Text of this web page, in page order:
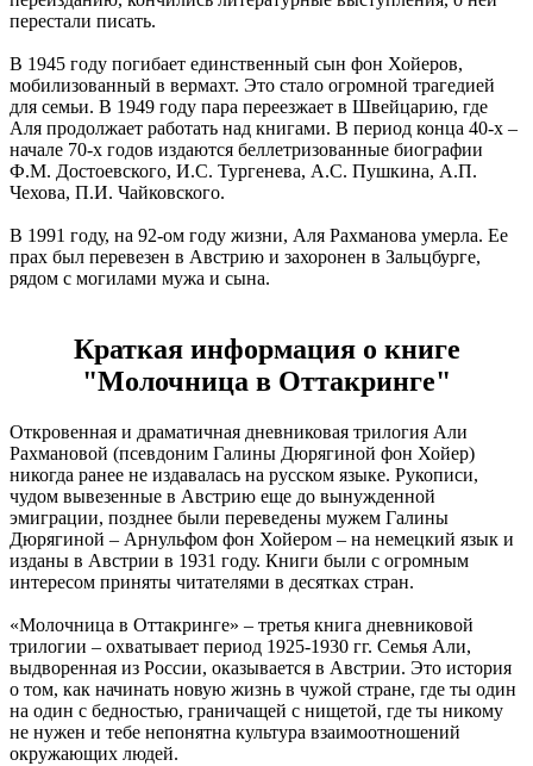
перестали писать.
В 1945 году погибает единственный сын фон Хойеров,
мобилизованный в вермахт. Это стало огромной трагедией
для семьи. В 1949 году пара переезжает в Швейцарию, где
Аля продолжает работать над книгами. В период конца 40-х –
начале 70-х годов издаются беллетризованные биографии
Ф.М. Достоевского, И.С. Тургенева, А.С. Пушкина, А.П.
Чехова, П.И. Чайковского.
В 1991 году, на 92-ом году жизни, Аля Рахманова умерла. Ее
прах был перевезен в Австрию и захоронен в Зальцбурге,
рядом с могилами мужа и сына.
Краткая информация о книге
"Молочница в Оттакринге"
Откровенная и драматичная дневниковая трилогия Али
Рахмановой (псевдоним Галины Дюрягиной фон Хойер)
никогда ранее не издавалась на русском языке. Рукописи,
чудом вывезенные в Австрию еще до вынужденной
эмиграции, позднее были переведены мужем Галины
Дюрягиной – Арнульфом фон Хойером – на немецкий язык и
изданы в Австрии в 1931 году. Книги были с огромным
интересом приняты читателями в десятках стран.
«Молочница в Оттакринге» – третья книга дневниковой
трилогии – охватывает период 1925-1930 гг. Семья Али,
выдворенная из России, оказывается в Австрии. Это история
о том, как начинать новую жизнь в чужой стране, где ты один
на один с бедностью, граничащей с нищетой, где ты никому
не нужен и тебе непонятна культура взаимоотношений
окружающих людей.